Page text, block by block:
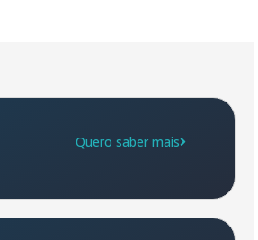
Quero saber mais